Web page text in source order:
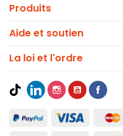
Produits
Aide et soutien
La loi et l'ordre